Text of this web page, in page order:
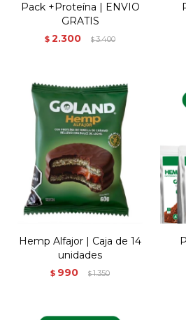
Pack +Proteína | ENVIO
GRATIS
$ 2.300 $3.400
Hemp Alfajor | Caja de 14
unidades
$ 990 $1.350